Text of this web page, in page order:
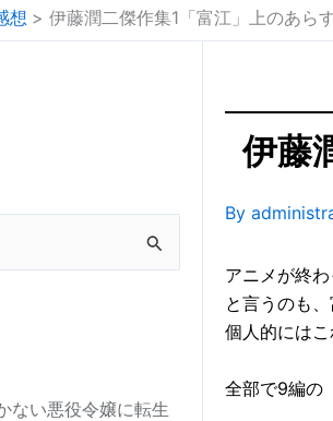
想 伊藤潤二傑作集1「富江」上のあら
ない悪役令嬢に転生
伊藤
By
アニメが終
と言うのも
個人的には
全部で9編の